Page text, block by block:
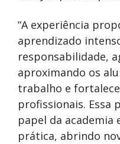
“A experiência
aprendizado
responsabilidade,
aproximando os
trabalho e
profissionais. Essa
papel da
prática, abrindo